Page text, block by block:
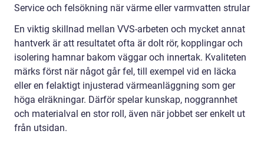
Service och felsökning när värme eller varmvatten strular
En viktig skillnad mellan VVS-arbeten och mycket annat
hantverk är att resultatet ofta är dolt rör, kopplingar och
isolering hamnar bakom väggar och innertak. Kvaliteten
märks först när något går fel, till exempel vid en läcka
eller en felaktigt injusterad värmeanläggning som ger
höga elräkningar. Därför spelar kunskap, noggrannhet
och materialval en stor roll, även när jobbet ser enkelt ut
från utsidan.